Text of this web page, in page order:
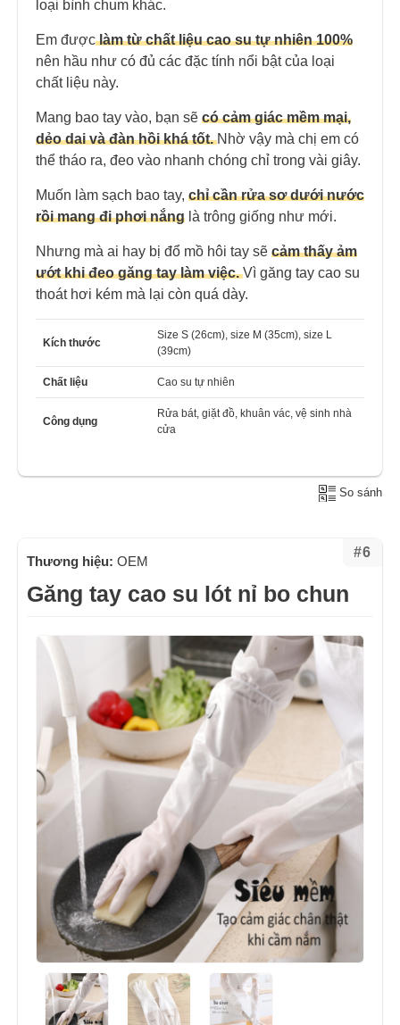
loại bình chum khác.
Em đượclàm từ chất liệu cao su tự nhiên 100%
nên hầu như có đủ các đặc tính nổi bật của loại
chất liệu này.
Mang bao tay vào, bạn sẽ có cảm giác mềm mại,
dẻo dai và đàn hồi khá tốt. Nhờ vậy mà chị em có
thể tháo ra, đeo vào nhanh chóng chỉ trong vài giây.
Muốn làm sạch bao tay, chỉ cần rửa sơ dưới nước
rồi mang đi phơi nắng là trông giống như mới.
Nhưng mà ai hay bị đổ mồ hôi tay sẽ cảm thấy ảm
ướt khi đeo găng tay làm việc. Vì găng tay cao su
thoát hơi kém mà lại còn quá dày.
Kích thước
Size S (26cm), size M (35cm), size L
(39cm)
Chất liệu Cao su tự nhiên
Công dụng
Rửa bát, giặt đồ, khuân vác, vệ sinh nhà
cửa
So sánh
#6
Thương hiệu: OEM
Găng tay cao su lót nỉ bo chun